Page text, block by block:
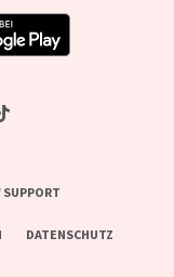
SUPPORT
DATENSCHUTZ